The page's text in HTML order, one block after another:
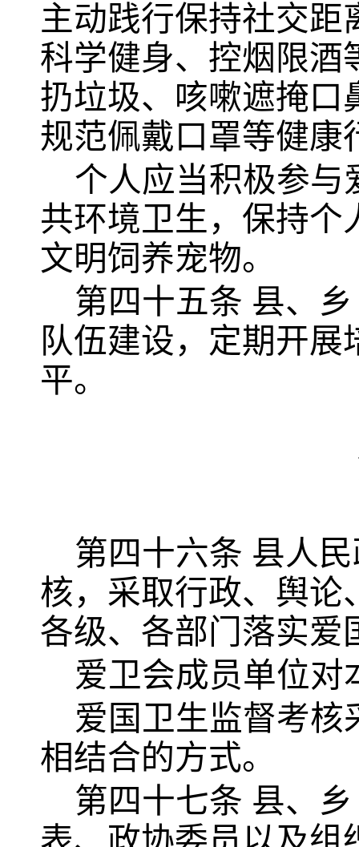
主动践行保持社交
科学健身、控烟限酒
扔垃圾、咳嗽遮掩口
规范佩戴口罩等健康
个人应当积极参与
共环境卫生，保持个
文明饲养宠物。
第四十五条 县、
队伍建设，定期开
平。
第四十六条 县人
核，采取行政、舆论
各级、各部门落实爱
爱卫会成员单位对
爱国卫生监督考核
相结合的方式。
第四十七条 县、